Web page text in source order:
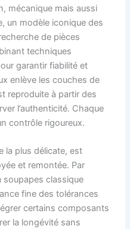
mécanique mais aussi
un modèle iconique des
de pièces
techniques
garantir fiabilité et
enlève les couches de
reproduite à partir des
l’authenticité. Chaque
contrôle rigoureux.
la plus délicate, est
et remontée. Par
soupapes classique
fine des tolérances
certains composants
la longévité sans